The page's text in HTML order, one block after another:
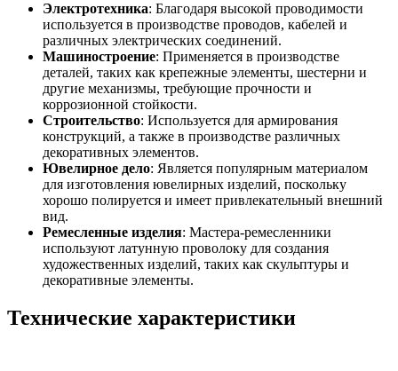
Электротехника: Благодаря высокой проводимости
используется в производстве проводов, кабелей и
различных электрических соединений.
Машиностроение: Применяется в производстве
деталей, таких как крепежные элементы, шестерни и
другие механизмы, требующие прочности и
коррозионной стойкости.
Строительство: Используется для армирования
конструкций, а также в производстве различных
декоративных элементов.
Ювелирное дело: Является популярным материалом
для изготовления ювелирных изделий, поскольку
хорошо полируется и имеет привлекательный внешний
вид.
Ремесленные изделия: Мастера-ремесленники
используют латунную проволоку для создания
художественных изделий, таких как скульптуры и
декоративные элементы.
Технические характеристики